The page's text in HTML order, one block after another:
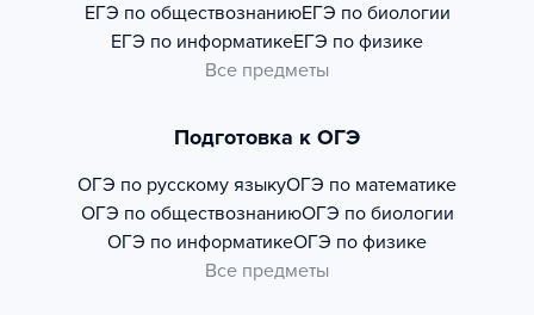
ЕГЭ по обществознаниюЕГЭ по биологии
ЕГЭ по информатикеЕГЭ по физике
Все предметы
Подготовка к ОГЭ
ОГЭ по русскому языкуОГЭ по математике
ОГЭ по обществознаниюОГЭ по биологии
ОГЭ по информатикеОГЭ по физике
Все предметы